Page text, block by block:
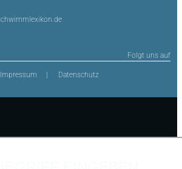
Folgt uns auf
Impressum Datenschutz